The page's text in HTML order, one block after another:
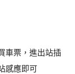
車票，進出站插
感應即可